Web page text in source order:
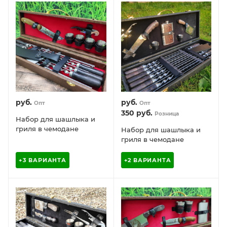
руб. Опт
Набор для шашлыка и
гриля в чемодане
+3 ВАРИАНТА
руб. Опт
350 руб. Розница
Набор для шашлыка и
гриля в чемодане
Кизляр России, 20
предметов
+2 ВАРИАНТА